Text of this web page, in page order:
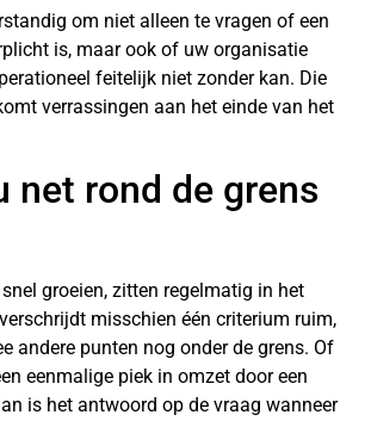
om niet alleen te vragen of een
is, maar ook of uw organisatie
feitelijk niet zonder kan. Die
verrassingen aan het einde van het
net rond de grens
groeien, zitten regelmatig in het
misschien één criterium ruim,
andere punten nog onder de grens. Of
eenmalige piek in omzet door een
is het antwoord op de vraag wanneer